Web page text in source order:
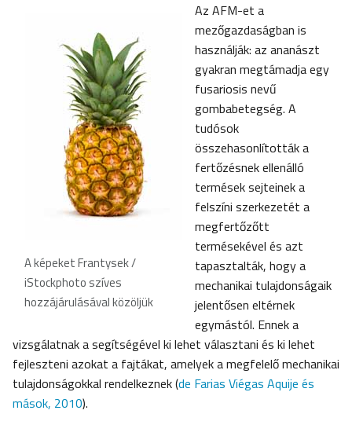
A képeket Frantysek /
iStockphoto szíves
hozzájárulásával közöljük
Az AFM-et a
mezőgazdaságban is
használják: az ananászt
gyakran megtámadja egy
fusariosis nevű
gombabetegség. A
tudósok
összehasonlították a
fertőzésnek ellenálló
termések sejteinek a
felszíni szerkezetét a
megfertőzőtt
termésekével és azt
tapasztalták, hogy a
mechanikai tulajdonságaik
jelentősen eltérnek
egymástól. Ennek a
vizsgálatnak a segítségével ki lehet választani és ki lehet
fejleszteni azokat a fajtákat, amelyek a megfelelő mechanikai
tulajdonságokkal rendelkeznek (de Farias Viégas Aquije és
mások, 2010).